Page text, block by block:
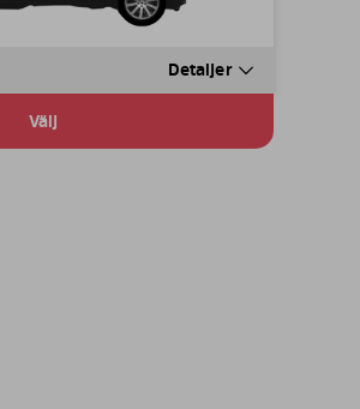
Detaljer
Välj